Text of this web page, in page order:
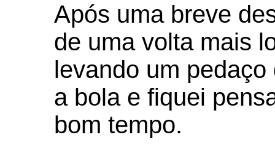
Após uma breve
de uma volta mais
levando um
a bola e fiquei
bom tempo.